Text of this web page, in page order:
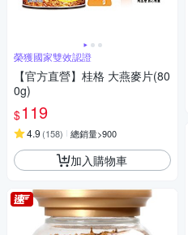
榮獲國家雙效認證
【官方直營】桂格 大燕麥片(80
0g)
$119
4.9 (158) 總銷量>900
加入購物車